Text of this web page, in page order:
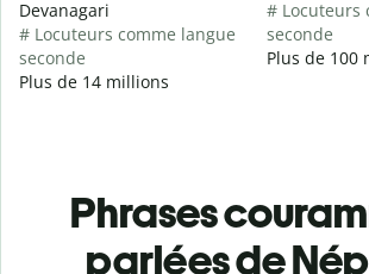
Devanagari
# Locuteurs comme langue
seconde
Plus de 14 millions
# Locuteurs
seconde
Plus de 100
Phrases
parlées de